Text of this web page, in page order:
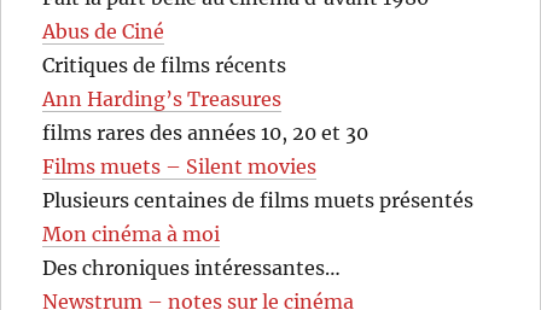
Abus de Ciné
Critiques de films récents
Ann Harding’s Treasures
films rares des années 10, 20 et 30
Films muets – Silent movies
Plusieurs centaines de films muets présentés
Mon cinéma à moi
Des chroniques intéressantes…
Newstrum – notes sur le cinéma